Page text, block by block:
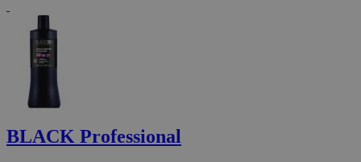
BLACK Professional